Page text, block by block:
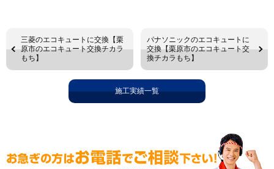
三菱のエコキュートに交換【栗
原市のエコキュート交換チカラ
もち】
パナソニックのエコキュートに
交換【栗原市のエコキュート交
換チカラもち】
施工実績一覧